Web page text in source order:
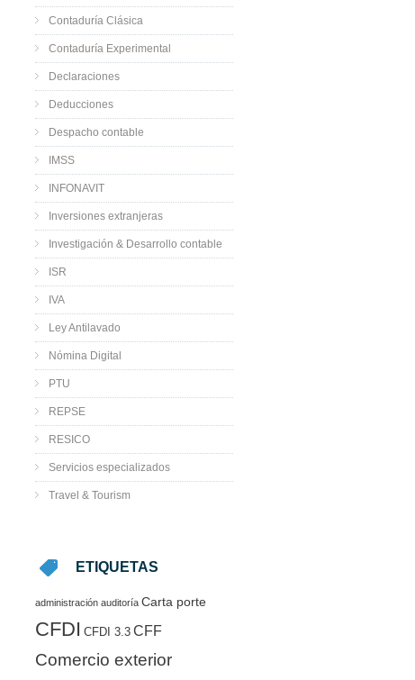
Contaduría Clásica
Contaduría Experimental
Declaraciones
Deducciones
Despacho contable
IMSS
INFONAVIT
Inversiones extranjeras
Investigación & Desarrollo contable
ISR
IVA
Ley Antilavado
Nómina Digital
PTU
REPSE
RESICO
Servicios especializados
Travel & Tourism
ETIQUETAS
administración auditoría Carta porte
CFDI CFDI 3.3 CFF
Comercio exterior